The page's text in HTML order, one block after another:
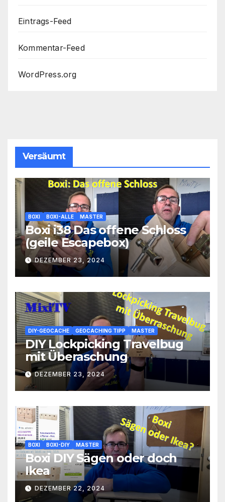
Eintrags-Feed
Kommentar-Feed
WordPress.org
Versäumt
BOXI BOXI-ALLE MASTER
Boxi i38 Das offene Schloss
(geile Escapebox)
DEZEMBER 23, 2024
DIY-GEOCACHE GEOCACHING TIPP MASTER
DIY Lockpicking Travelbug
mit Überaschung
DEZEMBER 23, 2024
BOXI BOXI-DIY MASTER
Boxi DIY Sägen oder doch
Ikea
DEZEMBER 22, 2024